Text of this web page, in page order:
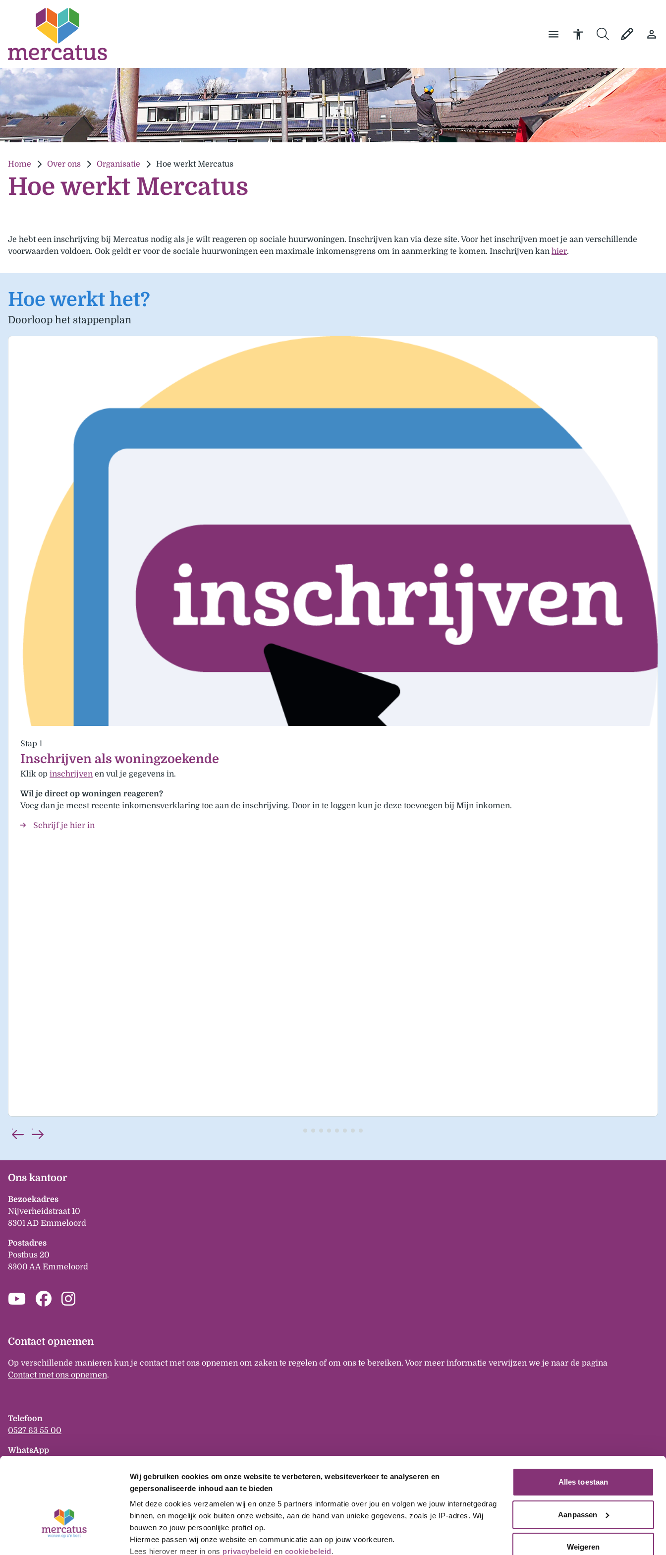
Wij gebruiken cookies om onze website te verbeteren, websiteverkeer te analyseren en
gepersonaliseerde inhoud aan te bieden
Met deze cookies verzamelen wij en onze 5 partners informatie over jou en volgen we jouw internetgedrag
binnen, en mogelijk ook buiten onze website, aan de hand van unieke gegevens, zoals je IP-adres. Wij
bouwen zo jouw persoonlijke profiel op.
Hiermee passen wij onze website en communicatie aan op jouw voorkeuren.
Lees hierover meer in ons privacybeleid en cookiebeleid.
Alles toestaan
Aanpassen
Weigeren
Home Over ons Organisatie Hoe werkt Mercatus
Hoe werkt Mercatus
Je hebt een inschrijving bij Mercatus nodig als je wilt reageren op sociale huurwoningen. Inschrijven kan via deze site. Voor het inschrijven moet je aan verschillende
voorwaarden voldoen. Ook geldt er voor de sociale huurwoningen een maximale inkomensgrens om in aanmerking te komen. Inschrijven kan hier.
Hoe werkt het?
Doorloop het stappenplan
Stap 1
Inschrijven als woningzoekende
Klik op inschrijven en vul je gegevens in.
Wil je direct op woningen reageren?
Voeg dan je meest recente inkomensverklaring toe aan de inschrijving. Door in te loggen kun je deze toevoegen bij Mijn inkomen.
Schrijf je hier in
Ons kantoor
Bezoekadres
Nijverheidstraat 10
8301 AD Emmeloord
Postadres
Postbus 20
8300 AA Emmeloord
Contact opnemen
Op verschillende manieren kun je contact met ons opnemen om zaken te regelen of om ons te bereiken. Voor meer informatie verwijzen we je naar de pagina
Contact met ons opnemen.
Telefoon
0527 63 55 00
WhatsApp